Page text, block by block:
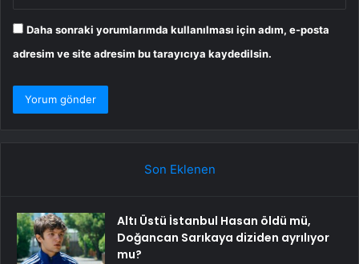
Daha sonraki yorumlarımda kullanılması için adım, e-posta
adresim ve site adresim bu tarayıcıya kaydedilsin.
Son Eklenen
Altı Üstü İstanbul Hasan öldü mü,
Doğancan Sarıkaya diziden ayrılıyor
mu?